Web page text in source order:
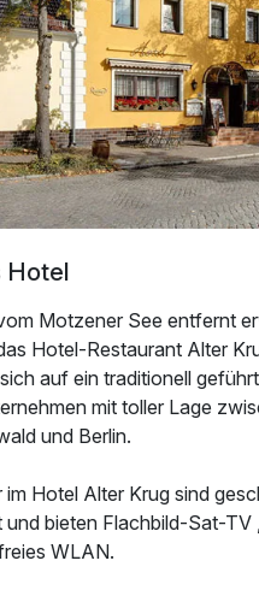
Hotel
Motzener See entfernt
Hotel-Restaurant Alter
auf ein traditionell
mit toller Lage
und Berlin.
im Hotel Alter Krug sind
und bieten Flachbild-Sat-TV
WLAN.